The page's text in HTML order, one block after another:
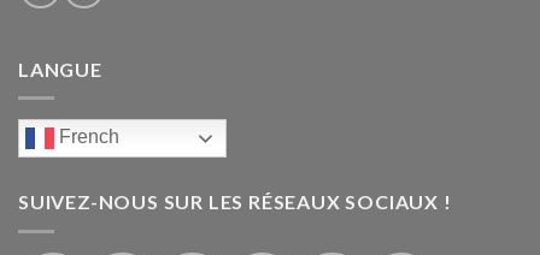
LANGUE
French
SUIVEZ-NOUS SUR LES RÉSEAUX SOCIAUX !